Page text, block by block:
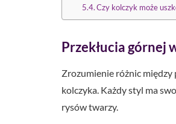
Czy kolczyk może
Przekłucia górnej
Zrozumienie różnic
kolczyka. Każdy styl ma
rysów twarzy.